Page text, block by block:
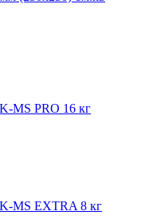
MS PRO 16 кг
MS EXTRA 8 кг